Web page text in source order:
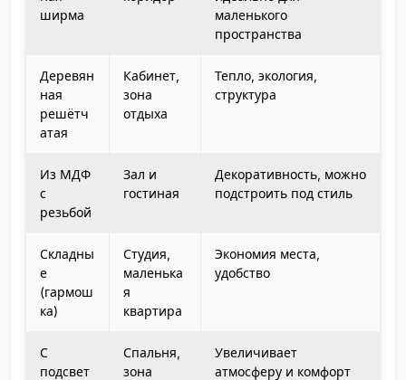
ширма
маленького
пространства
Деревян
ная
решётч
атая
Кабинет,
зона
отдыха
Тепло, экология,
структура
Из МДФ
с
резьбой
Зал и
гостиная
Декоративность, можно
подстроить под стиль
Складны
е
(гармош
ка)
Студия,
маленька
я
квартира
Экономия места,
удобство
С
подсвет
Спальня,
зона
Увеличивает
атмосферу и комфорт